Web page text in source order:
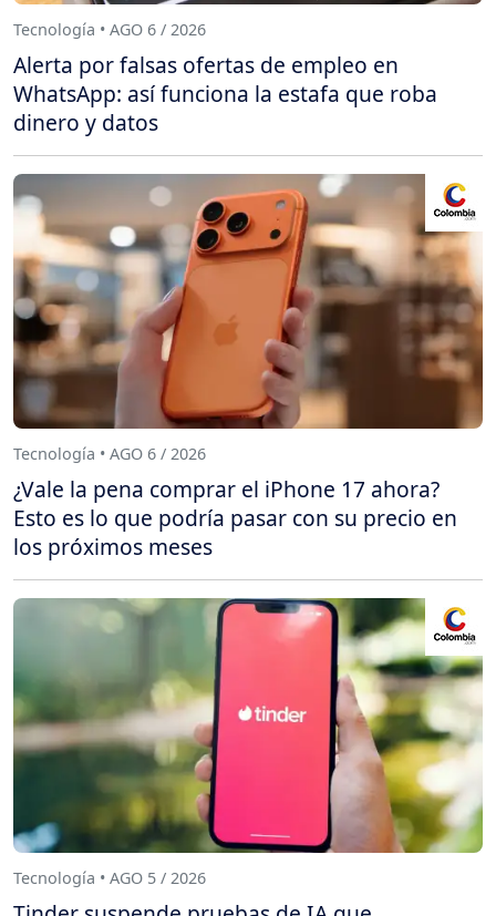
Tecnología • AGO 6 / 2026
Alerta por falsas ofertas de empleo en
WhatsApp: así funciona la estafa que roba
dinero y datos
Tecnología • AGO 6 / 2026
¿Vale la pena comprar el iPhone 17 ahora?
Esto es lo que podría pasar con su precio en
los próximos meses
Tecnología • AGO 5 / 2026